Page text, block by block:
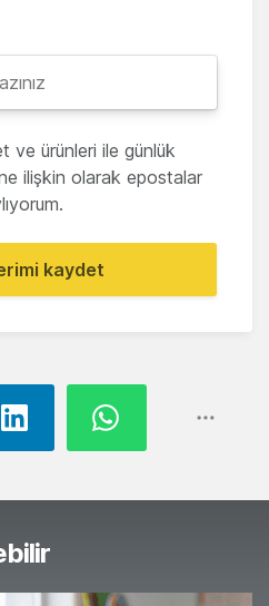
ve ürünleri ile günlük
ilişkin olarak epostalar
kaydet